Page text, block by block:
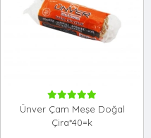
Ünver Çam Meşe Doğal
Çira*40=k